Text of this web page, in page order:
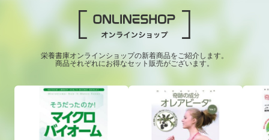
栄養書庫オンラインショップの新着商品をご紹介します。
商品それぞれにお得なセット販売がございます。